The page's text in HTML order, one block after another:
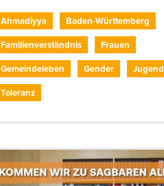
Ahmadiyya
Baden-Württemberg
Familienverständnis
Frauen
Gemeindeleben
Gender
Jugend
Toleranz